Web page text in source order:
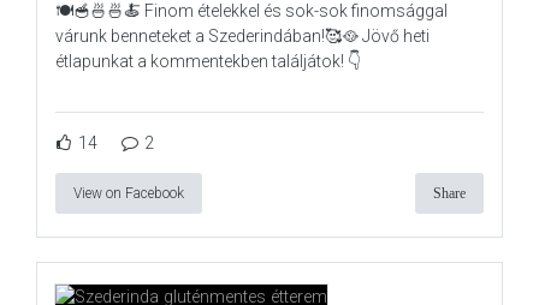
🍽️🥣🍜🍜🍝 Finom ételekkel és sok-sok finomsággal
várunk benneteket a Szederindában!🥰🥘 Jövő heti
étlapunkat a kommentekben találjátok! 👇
14 2
View on Facebook Share